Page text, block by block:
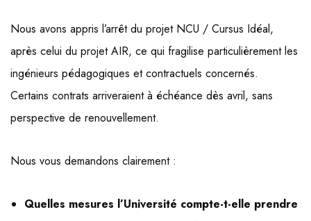
Nous avons appris l’arrêt du projet NCU / Cursus Idéal,
après celui du projet AIR, ce qui fragilise particulièrement les
ingénieurs pédagogiques et contractuels concernés.
Certains contrats arriveraient à échéance dès avril, sans
perspective de renouvellement.
Nous vous demandons clairement :
Quelles mesures l’Université compte-t-elle prendre